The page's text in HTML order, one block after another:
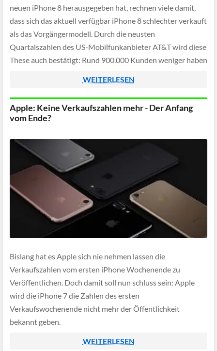
neuen iPhone 8 herausgegeben hat, rechnen viele damit,
dass sich das aktuell verfügbar iPhone 8 schlechter verkauft
als das Vorgängermodell. Durch die neusten
Quartalszahlen des US-Mobilfunkanbieter AT&T wird diese
These auch bestätigt: Rund 900.000 Kunden weniger haben
den Geschäftszahlen […]
WEITERLESEN
Apple: Keine Verkaufszahlen mehr - Der Anfang
vom Ende?
Bislang hat es Apple sich nie nehmen lassen die
Verkaufszahlen vom ersten iPhone Wochenende zu
Veröffentlichen. Doch damit soll nun schluss sein: Apple
wird die iPhone 7 die Zahlen des ersten
Verkaufswochenende nicht mehr der Öffentlichkeit
bekannt geben.
WEITERLESEN